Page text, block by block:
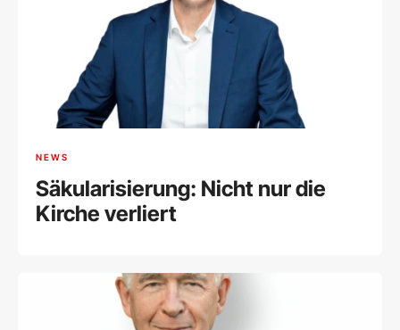
NEWS
Säkularisierung: Nicht nur die
Kirche verliert